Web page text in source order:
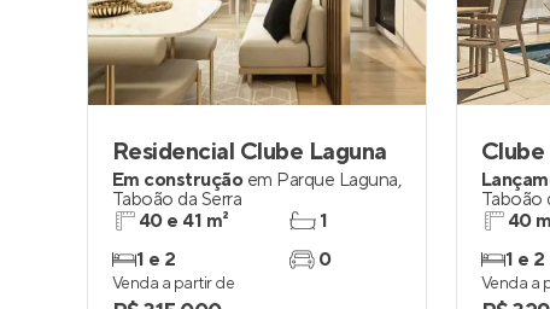
Residencial Clube Laguna
Em construção em Parque Laguna,
Taboão da Serra
40 e 41 m²
1 e 2
1
0
Venda a partir de
Clube
Taboão
40
1 e 2
Venda a